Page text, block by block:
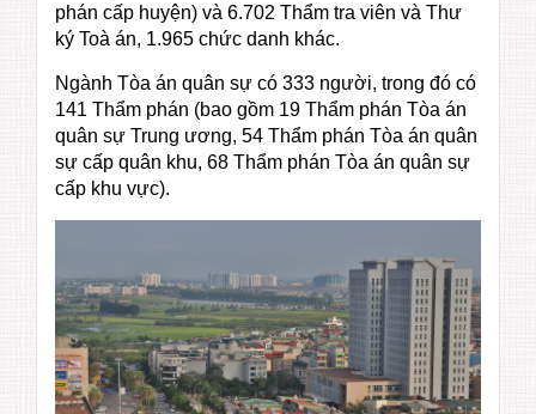
phán cấp huyện) và 6.702 Thẩm tra viên và Thư
ký Toà án, 1.965 chức danh khác.
Ngành Tòa án quân sự có 333 người, trong đó có
141 Thẩm phán (bao gồm 19 Thẩm phán Tòa án
quân sự Trung ương, 54 Thẩm phán Tòa án quân
sự cấp quân khu, 68 Thẩm phán Tòa án quân sự
cấp khu vực).